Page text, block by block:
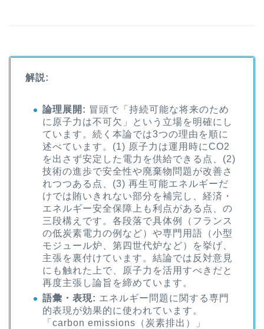
解説:
論理展開: 冒頭で「持続可能な将来のため
に原子力は不可欠」という立場を明確にし
ています。続く本論では3つの理由を順に
述べています。(1) 原子力は運用時にCO2
を出さず安定した電力を供給できる点、(2)
技術の進歩で安全性や廃棄物問題が改善さ
れつつある点、(3) 再生可能エネルギーだ
けでは賄いきれない部分を補完し、経済・
エネルギー安全保障上も利点がある点、の
三段構えです。各段落で具体例（フランス
の低炭素電力の例など）や専門用語（小型
モジュール炉、第四世代炉など）を挙げ、
主張を裏付けています。結論では反対意見
にも触れた上で、原子力を活用すべきだと
再度主張し論旨を締めています。
語彙・表現: エネルギー問題に関する専門
的表現が効果的に使われています。
「carbon emissions（炭素排出）」